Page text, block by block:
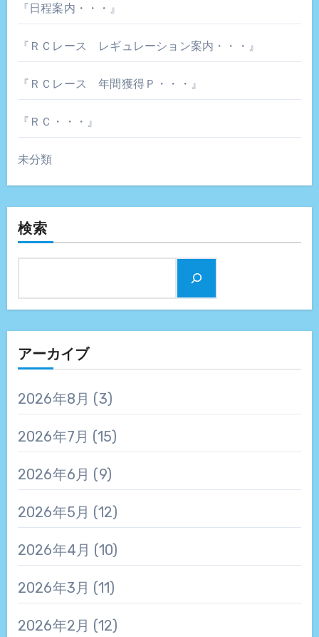
『日程案内・・・』
『ＲＣレース レギュレーション案内・・・』
『ＲＣレース 年間獲得Ｐ・・・』
『ＲＣ・・・』
未分類
検索
アーカイブ
2026年8月 (3)
2026年7月 (15)
2026年6月 (9)
2026年5月 (12)
2026年4月 (10)
2026年3月 (11)
2026年2月 (12)